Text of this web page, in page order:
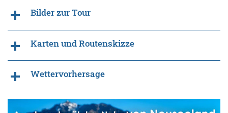
Bilder zur Tour
Karten und Routenskizze
Wettervorhersage